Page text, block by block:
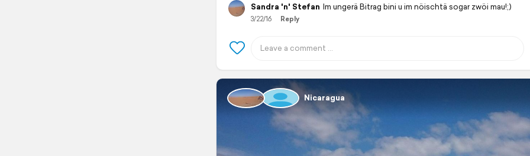
Sandra 'n' Stefan Im ungerä Bitrag bini u im nöischtä sogar zwöi mau!;)
3/22/16 Reply
Nicaragua